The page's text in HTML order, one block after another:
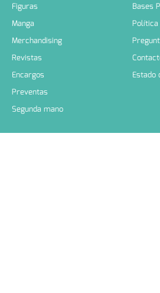
Figuras
Manga
Merchandising
Revistas
Encargos
Preventas
Segunda mano
Bases
Estado